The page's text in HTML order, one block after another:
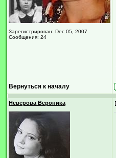
Зарегистрирован: Dec 05, 2007
Сообщения: 24
Вернуться к началу
Неверова Вероника